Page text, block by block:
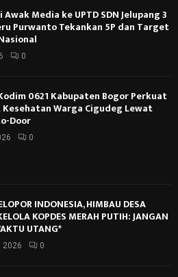
Media ke UPTD SDN Jelupang 3
Purwanto Tekankan 5P dan Target
0
0621 Kabupaten Bogor Perkuat
Warga Cigudeg Lewat
Door
0
INDONESIA, HIMBAU DESA
KOPDES MERAH PUTIH: JANGAN
UTANG*
2026 0